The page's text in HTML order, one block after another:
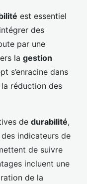
est essentiel
des
par une
la gestion
s’enracine dans
réduction des
de durabilité,
indicateurs de
de suivre
incluent une
de la